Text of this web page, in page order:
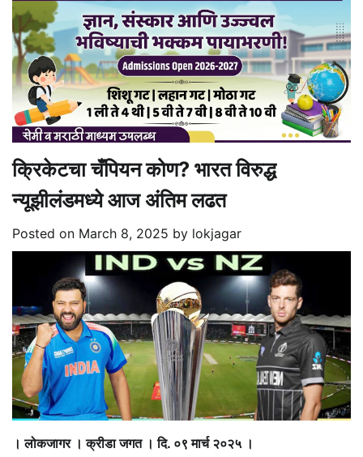
क्रिकेटचा चँपियन कोण? भारत विरुद्ध
न्यूझीलंडमध्ये आज अंतिम लढत
Posted on March 8, 2025 by lokjagar
। लोकजागर । क्रीडा जगत । दि. ०९ मार्च २०२५ ।